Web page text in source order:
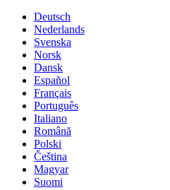
Deutsch
Nederlands
Svenska
Norsk
Dansk
Español
Français
Português
Italiano
Română
Polski
Čeština
Magyar
Suomi